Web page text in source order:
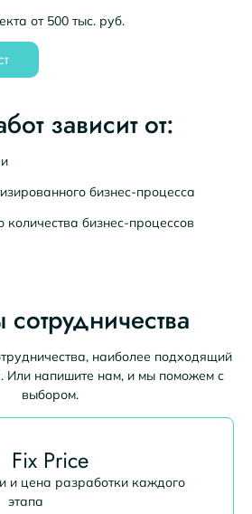
от 500 тыс. руб.
зависит от:
бизнес-процесса
количества бизнес-процессов
наиболее подходящий
Или напишите нам, и мы поможем с
выбором.
Fix Price
и цена разработки каждого
этапа